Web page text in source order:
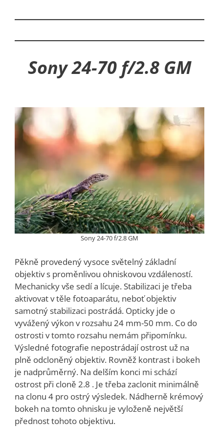
Sony 24-70 f/2.8 GM
Sony 24-70 f/2.8 GM
Pěkně provedený vysoce světelný základní
objektiv s proměnlivou ohniskovou vzdáleností.
Mechanicky vše sedí a lícuje. Stabilizaci je třeba
aktivovat v těle fotoaparátu, neboť objektiv
samotný stabilizaci postrádá. Opticky jde o
vyvážený výkon v rozsahu 24 mm-50 mm. Co do
ostrosti v tomto rozsahu nemám připomínku.
Výsledné fotografie nepostrádají ostrost už na
plně odcloněný objektiv. Rovněž kontrast i bokeh
je nadprůměrný. Na delším konci mi schází
ostrost při cloně 2.8 . Je třeba zaclonit minimálně
na clonu 4 pro ostrý výsledek. Nádherně krémový
bokeh na tomto ohnisku je vyloženě největší
přednost tohoto objektivu.